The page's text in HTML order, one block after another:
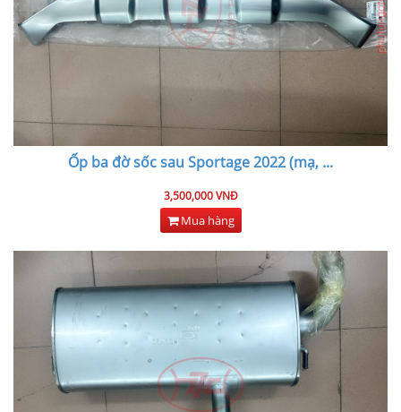
Ốp ba đờ sốc sau Sportage 2022 (mạ, ...
3,500,000 VNĐ
Mua hàng